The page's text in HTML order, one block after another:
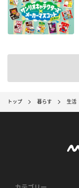
トップ 暮らす 生活